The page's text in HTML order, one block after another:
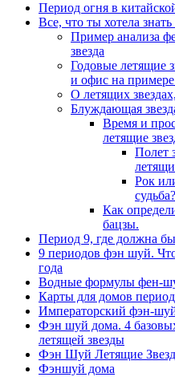
Период огня в
Все, что ты хотела
Пример анализа
звезда
Годовые летящие
и офис на
О летящих
Блуждающая
Время и
летящие
Полет
Рок
судьба?
Как
бацзы.
Период 9, где должна
9 периодов фэн шуй.
года
Водные формулы фен-
Карты для домов
Императорский фэн-
Фэн шуй дома. 4
летящей звезды
Фэн Шуй Летящие
Фэншуй дома